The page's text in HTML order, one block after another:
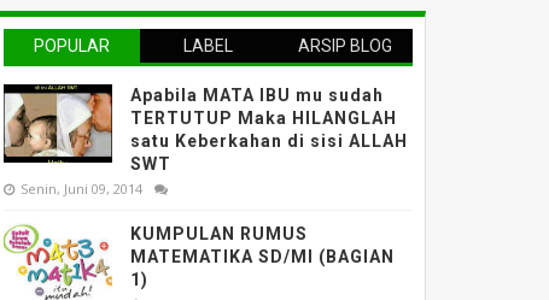
POPULAR LABEL ARSIP BLOG
Apabila MATA IBU mu sudah
TERTUTUP Maka HILANGLAH
satu Keberkahan di sisi ALLAH
SWT
Senin, Juni 09, 2014
KUMPULAN RUMUS
MATEMATIKA SD/MI (BAGIAN
1)